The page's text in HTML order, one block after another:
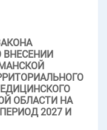
ВНЕСЕНИИ
ОБЛАСТИ НА
2027 И